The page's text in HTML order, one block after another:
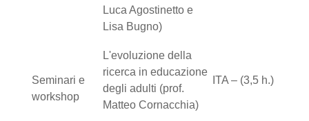
Seminari e
workshop
Luca Agostinetto e
Lisa Bugno)
L'evoluzione della
ricerca in educazione
degli adulti (prof.
Matteo Cornacchia)
ITA – (3,5 h.)